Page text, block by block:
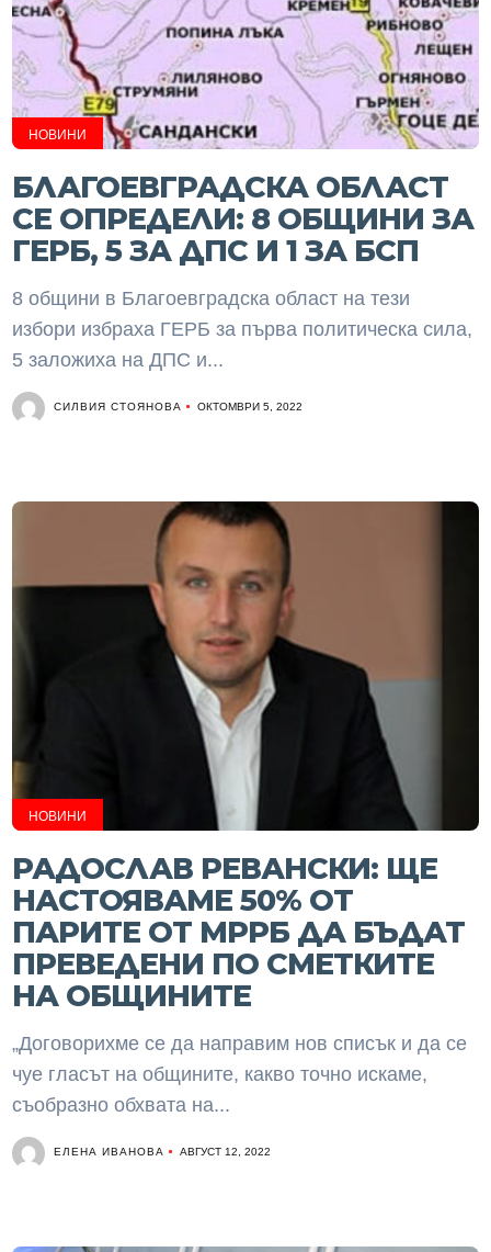
НОВИНИ
БЛАГОЕВГРАДСКА ОБЛАСТ
СЕ ОПРЕДЕЛИ: 8 ОБЩИНИ ЗА
ГЕРБ, 5 ЗА ДПС И 1 ЗА БСП
8 общини в Благоевградска област на тези
избори избраха ГЕРБ за първа политическа сила,
5 заложиха на ДПС и...
СИЛВИЯ СТОЯНОВА ОКТОМВРИ 5, 2022
НОВИНИ
РАДОСЛАВ РЕВАНСКИ: ЩЕ
НАСТОЯВАМЕ 50% ОТ
ПАРИТЕ ОТ МРРБ ДА БЪДАТ
ПРЕВЕДЕНИ ПО СМЕТКИТЕ
НА ОБЩИНИТЕ
„Договорихме се да направим нов списък и да се
чуе гласът на общините, какво точно искаме,
съобразно обхвата на...
ЕЛЕНА ИВАНОВА АВГУСТ 12, 2022